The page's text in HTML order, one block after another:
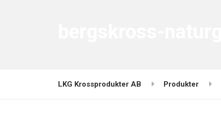
LKG Krossprodukter AB Produkter